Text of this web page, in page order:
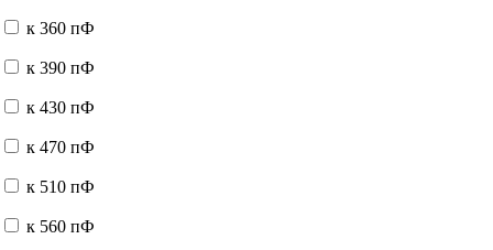
к 360 пФ
к 390 пФ
к 430 пФ
к 470 пФ
к 510 пФ
к 560 пФ